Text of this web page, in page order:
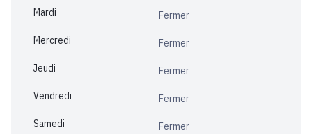
Mardi
Fermer
Mercredi
Fermer
Jeudi
Fermer
Vendredi
Fermer
Samedi
Fermer